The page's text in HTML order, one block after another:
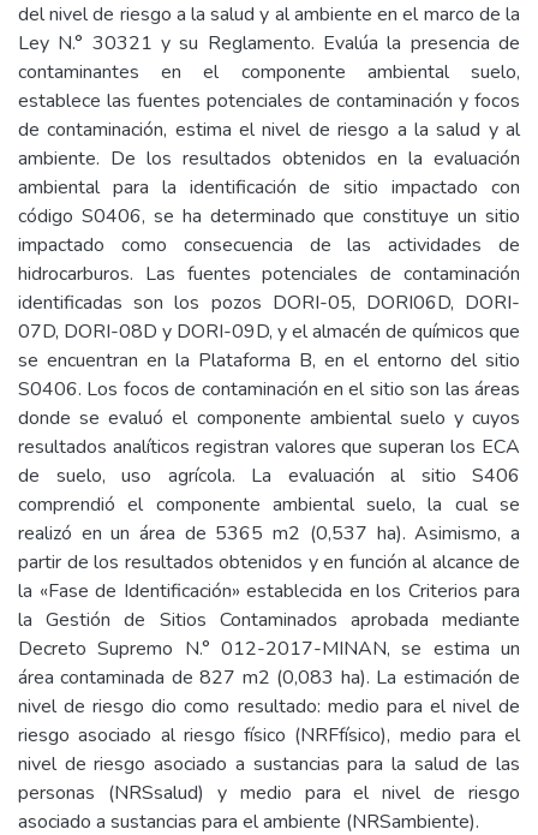
del nivel de riesgo a la salud y al ambiente en el marco de la
Ley N.° 30321 y su Reglamento. Evalúa la presencia de
contaminantes en el componente ambiental suelo,
establece las fuentes potenciales de contaminación y focos
de contaminación, estima el nivel de riesgo a la salud y al
ambiente. De los resultados obtenidos en la evaluación
ambiental para la identificación de sitio impactado con
código S0406, se ha determinado que constituye un sitio
impactado como consecuencia de las actividades de
hidrocarburos. Las fuentes potenciales de contaminación
identificadas son los pozos DORI-05, DORI06D, DORI-
07D, DORI-08D y DORI-09D, y el almacén de químicos que
se encuentran en la Plataforma B, en el entorno del sitio
S0406. Los focos de contaminación en el sitio son las áreas
donde se evaluó el componente ambiental suelo y cuyos
resultados analíticos registran valores que superan los ECA
de suelo, uso agrícola. La evaluación al sitio S406
comprendió el componente ambiental suelo, la cual se
realizó en un área de 5365 m2 (0,537 ha). Asimismo, a
partir de los resultados obtenidos y en función al alcance de
la «Fase de Identificación» establecida en los Criterios para
la Gestión de Sitios Contaminados aprobada mediante
Decreto Supremo N.° 012-2017-MINAN, se estima un
área contaminada de 827 m2 (0,083 ha). La estimación de
nivel de riesgo dio como resultado: medio para el nivel de
riesgo asociado al riesgo físico (NRFfísico), medio para el
nivel de riesgo asociado a sustancias para la salud de las
personas (NRSsalud) y medio para el nivel de riesgo
asociado a sustancias para el ambiente (NRSambiente).